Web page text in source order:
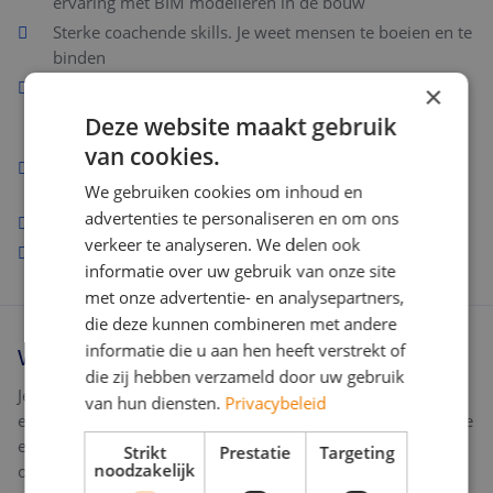
Sterke coachende skills. Je weet mensen te boeien en te
binden
Goede communicatieve vaardigheden waarbij je zowel
Nederlands als Engels beheerts op professioneel
niveau. Duits is een pré
Oog voor detail, accuratesse en analytisch
denkvermogen
Gemotiveerde en positieve instelling
En woon je bij voorkeur in de regio Eindhoven
Wat wij bieden
Je komt terecht in een financieel gezonde organisatie met
een enorme ambitieuze groeidoelstelling en gepassioneerde
en betrokken medewerkers waar je met veel vrijheid en
ondernemerschap invulling kunt komen geven aan deze
×
Deze website maakt gebruik
van cookies.
We gebruiken cookies om inhoud en
advertenties te personaliseren en om ons
verkeer te analyseren. We delen ook
informatie over uw gebruik van onze site
met onze advertentie- en analysepartners,
die deze kunnen combineren met andere
informatie die u aan hen heeft verstrekt of
die zij hebben verzameld door uw gebruik
van hun diensten. Privacybeleid
Strikt
noodzakelijk
Prestatie Targeting